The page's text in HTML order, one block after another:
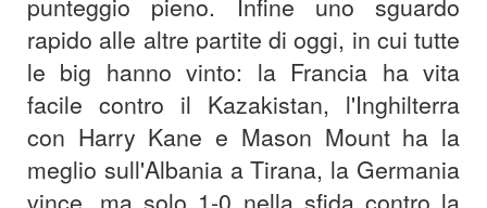
punteggio pieno. Infine uno sguardo
rapido alle altre partite di oggi, in cui tutte
le big hanno vinto: la Francia ha vita
facile contro il Kazakistan, l'Inghilterra
con Harry Kane e Mason Mount ha la
meglio sull'Albania a Tirana, la Germania
vince, ma solo 1-0 nella sfida contro la